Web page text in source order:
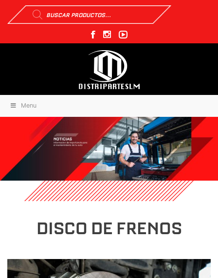
Búsqueda
de
productos
Menu
DISCO DE FRENOS